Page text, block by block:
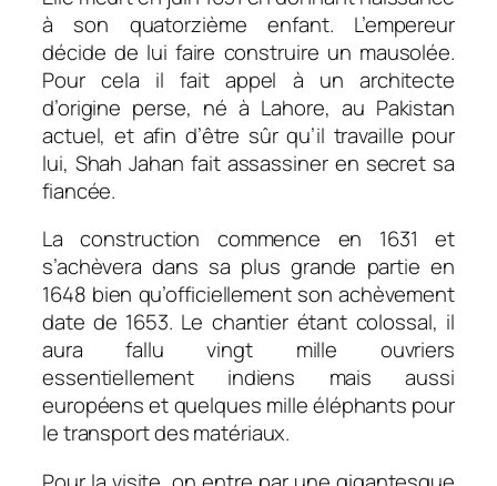
à son quatorzième enfant. L’empereur
décide de lui faire construire un mausolée.
Pour cela il fait appel à un architecte
d’origine perse, né à Lahore, au Pakistan
actuel, et afin d’être sûr qu’il travaille pour
lui, Shah Jahan fait assassiner en secret sa
fiancée.
La construction commence en 1631 et
s’achèvera dans sa plus grande partie en
1648 bien qu’officiellement son achèvement
date de 1653. Le chantier étant colossal, il
aura fallu vingt mille ouvriers
essentiellement indiens mais aussi
européens et quelques mille éléphants pour
le transport des matériaux.